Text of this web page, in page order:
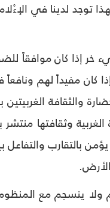
توجد لدينا في
إذا كان موافقاً
كان مفيداً لهم
والثقافة
الغربية وثقافتها
بالتقارب
ينسجم مع